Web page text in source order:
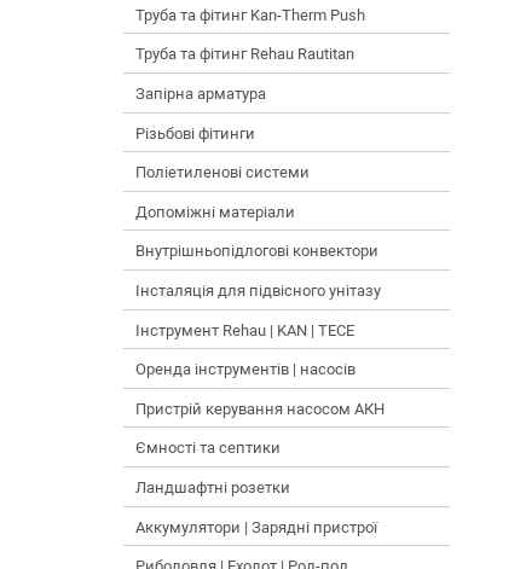
Труба та фітинг Kan-Therm Push
Труба та фітинг Rehau Rautitan
Запірна арматура
Різьбові фітинги
Поліетиленові системи
Допоміжні матеріали
Внутрішньопідлогові конвектори
Інсталяція для підвісного унітазу
Інструмент Rehau | KAN | TECE
Оренда інструментів | насосів
Пристрій керування насосом АКН
Ємності та септики
Ландшафтні розетки
Аккумулятори | Зарядні пристрої